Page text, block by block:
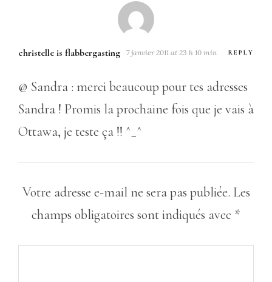
christelle is flabbergasting 7 janvier 2011 at 23 h 10 min REPLY
@ Sandra : merci beaucoup pour tes adresses
Sandra ! Promis la prochaine fois que je vais à
Ottawa, je teste ça !! ^_^
Votre adresse e-mail ne sera pas publiée. Les
champs obligatoires sont indiqués avec *